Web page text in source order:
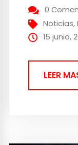
salir a la
505 Games
sorpresa
0
Noticias,
15 junio,
LEER